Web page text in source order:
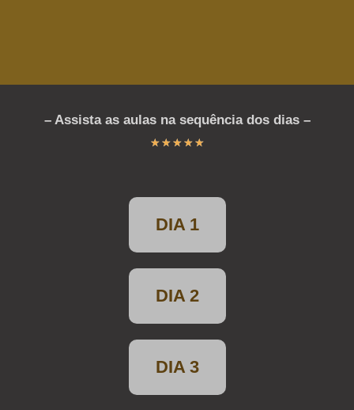
– Assista as aulas na sequência dos dias –
★★★★★
DIA 1
DIA 2
DIA 3